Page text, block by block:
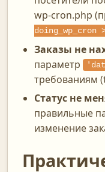
wp-cron.php
doing_wp_cron
Заказы не
параметр
требованиям
Статус не
правильные
изменение